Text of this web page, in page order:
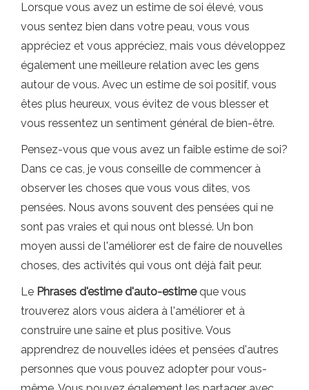
Lorsque vous avez un estime de soi élevé, vous
vous sentez bien dans votre peau, vous vous
appréciez et vous appréciez, mais vous développez
également une meilleure relation avec les gens
autour de vous. Avec un estime de soi positif, vous
êtes plus heureux, vous évitez de vous blesser et
vous ressentez un sentiment général de bien-être.
Pensez-vous que vous avez un faible estime de soi?
Dans ce cas, je vous conseille de commencer à
observer les choses que vous vous dites, vos
pensées. Nous avons souvent des pensées qui ne
sont pas vraies et qui nous ont blessé. Un bon
moyen aussi de l'améliorer est de faire de nouvelles
choses, des activités qui vous ont déjà fait peur.
Le Phrases d'estime d'auto-estimeque vous
trouverez alors vous aidera à l'améliorer et à
construire une saine et plus positive. Vous
apprendrez de nouvelles idées et pensées d'autres
personnes que vous pouvez adopter pour vous-